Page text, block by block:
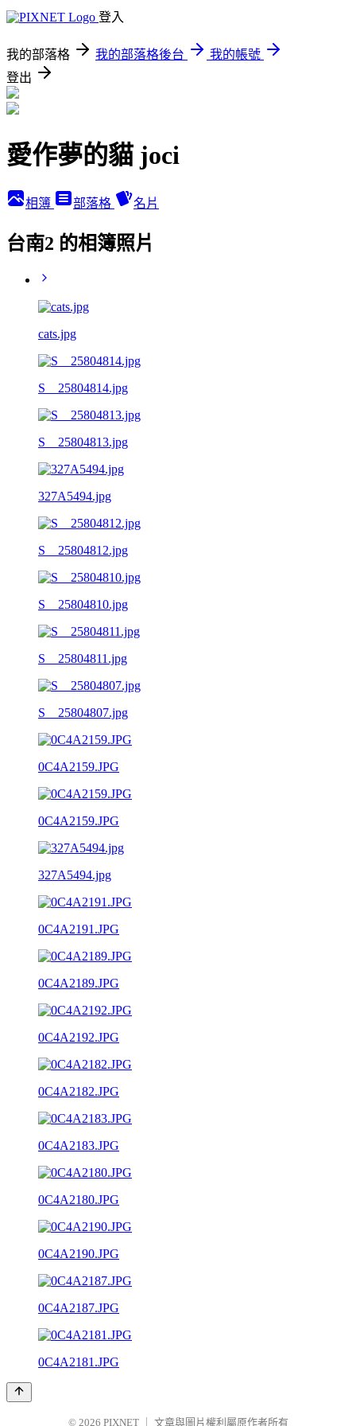
登入
我的部落格 我的部落格後台
我的帳號
登出
愛作夢的貓 joci
相簿 部落格 名片
台南2 的相簿照片
cats.jpg
S__25804814.jpg
S__25804813.jpg
327A5494.jpg
S__25804812.jpg
S__25804810.jpg
S__25804811.jpg
S__25804807.jpg
0C4A2159.JPG
0C4A2159.JPG
327A5494.jpg
0C4A2191.JPG
0C4A2189.JPG
0C4A2192.JPG
0C4A2182.JPG
0C4A2183.JPG
0C4A2180.JPG
0C4A2190.JPG
0C4A2187.JPG
0C4A2181.JPG
© 2026 PIXNET 文章與圖片權利屬原作者所有